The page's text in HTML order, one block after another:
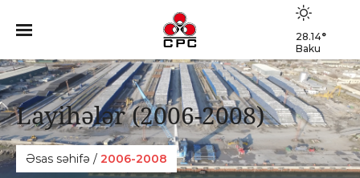
28.14°
Baku
Layihələr (2006-2008)
Əsas səhifə / 2006-2008